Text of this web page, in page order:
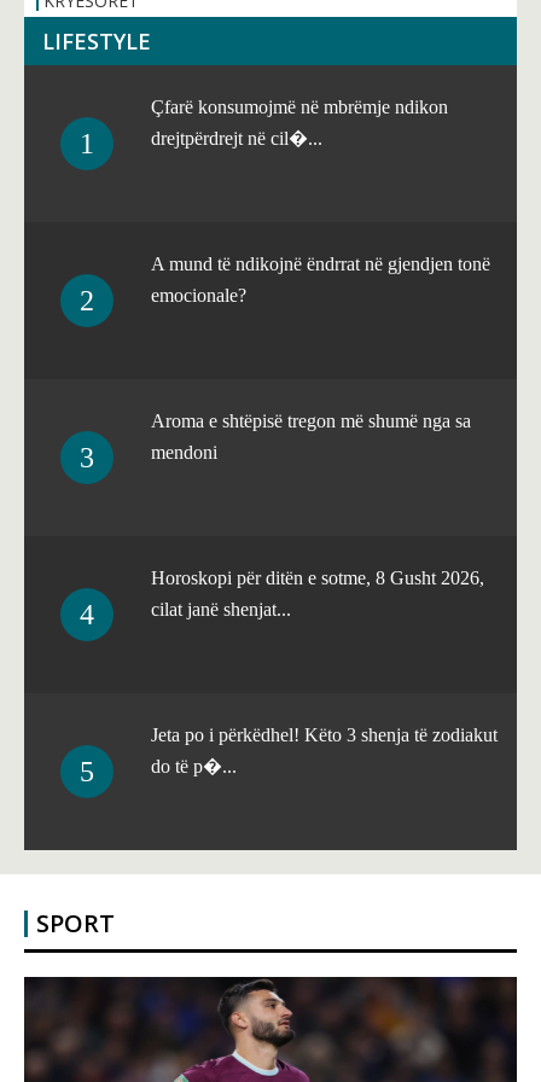
LIFESTYLE
Çfarë konsumojmë në mbrëmje ndikon
drejtpërdrejt në cil�...
A mund të ndikojnë ëndrrat në gjendjen tonë
emocionale?
Aroma e shtëpisë tregon më shumë nga sa
mendoni
Horoskopi për ditën e sotme, 8 Gusht 2026,
cilat janë shenjat...
Jeta po i përkëdhel! Këto 3 shenja të zodiakut
do të p�...
SPORT